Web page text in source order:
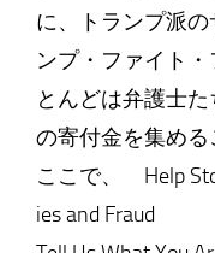
に、トランプ派
ンプ・ファイト
とんどは弁護士た
の寄付金を集める
ここで、 Help
ies and Fraud